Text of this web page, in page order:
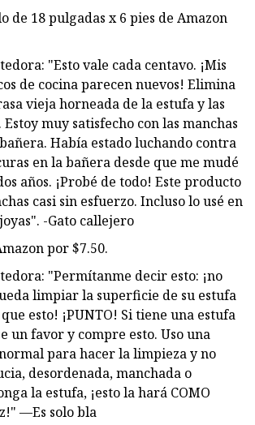
de 18 pulgadas x 6 pies de Amazon
"Esto vale cada centavo. ¡Mis
de cocina parecen nuevos! Elimina
vieja horneada de la estufa y las
muy satisfecho con las manchas
Había estado luchando contra
en la bañera desde que me mudé
años. ¡Probé de todo! Este producto
casi sin esfuerzo. Incluso lo usé en
-Gato callejero
por $7.50.
"Permítanme decir esto: ¡no
limpiar la superficie de su estufa
esto! ¡PUNTO! Si tiene una estufa
un favor y compre esto. Uso una
para hacer la limpieza y no
desordenada, manchada o
la estufa, ¡esto la hará COMO
—Es solo bla